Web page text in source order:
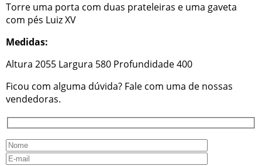
Torre uma porta com duas prateleiras e uma gaveta
com pés Luiz XV
Medidas:
Altura 2055 Largura 580 Profundidade 400
Ficou com alguma dúvida? Fale com uma de nossas
vendedoras.